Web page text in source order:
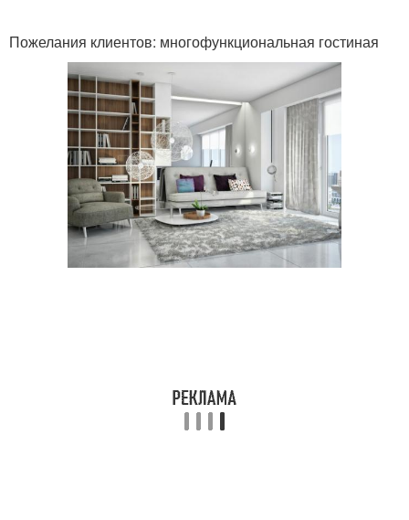
Пожелания клиентов: многофункциональная гостиная